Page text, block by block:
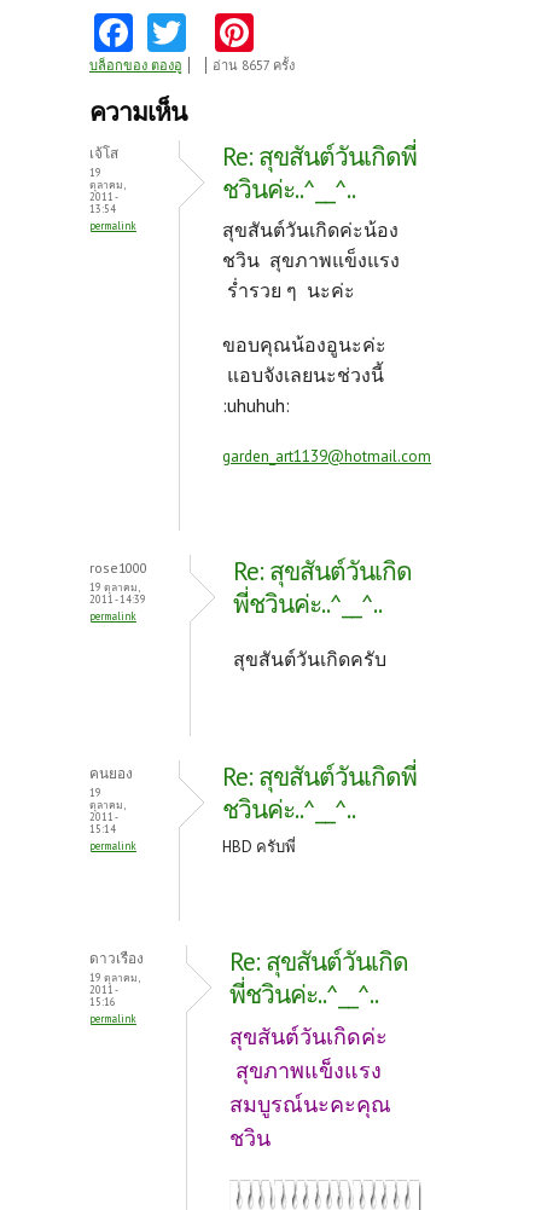
Fa
ce
b
k
w
itt
nt
es
t
บล็อกของ ตองอู อ่าน 8657 ครั้ง
ความเห็น
เจ้โส
19
ตุลาคม,
2011 -
13:54
permalink
Re: สุขสันต์วันเกิดพี่
ชวินค่ะ..^__^..
สุขสันต์วันเกิดค่ะน้อง
ชวิน สุขภาพแข็งแรง
ร่ำรวย ๆ นะค่ะ
ขอบคุณน้องอูนะค่ะ
แอบจังเลยนะช่วงนี้
:uhuhuh:
garden_art1139@hotmail.com
rose1000
19 ตุลาคม,
2011 - 14:39
permalink
Re: สุขสันต์วันเกิด
พี่ชวินค่ะ..^__^..
สุขสันต์วันเกิดครับ
คนยอง
19
ตุลาคม,
2011 -
15:14
permalink
Re: สุขสันต์วันเกิดพี่
ชวินค่ะ..^__^..
HBD ครับพี่
ดาวเรือง
19 ตุลาคม,
2011 -
15:16
permalink
Re: สุขสันต์วันเกิด
พี่ชวินค่ะ..^__^..
สุขสันต์วันเกิดค่ะ
สุขภาพแข็งแรง
สมบูรณ์นะคะคุณ
ชวิน